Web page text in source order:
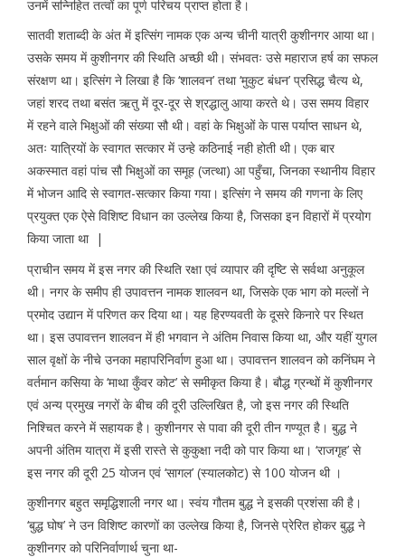
उनमें सन्निहित तत्वों का पूर्ण परिचय प्राप्त होता है।
सातवी शताब्दी के अंत में इत्सिंग नामक एक अन्य चीनी यात्री कुशीनगर आया था।
उसके समय में कुशीनगर की स्थिति अच्छी थी। संभवतः उसे महाराज हर्ष का सफल
संरक्षण था। इत्सिंग ने लिखा है कि ‘शालवन’ तथा ‘मुकुट बंधन’ प्रसिद्ध चैत्य थे,
जहां शरद तथा बसंत ऋतु में दूर-दूर से श्रद्धालु आया करते थे। उस समय विहार
में रहने वाले भिक्षुओं की संख्या सौ थी। वहां के भिक्षुओं के पास पर्याप्त साधन थे,
अतः यात्रियों के स्वागत सत्कार में उन्हे कठिनाई नही होती थी। एक बार
अकस्मात वहां पांच सौ भिक्षुओं का समूह (जत्था) आ पहुँचा, जिनका स्थानीय विहार
में भोजन आदि से स्वागत-सत्कार किया गया। इत्सिंग ने समय की गणना के लिए
प्रयुक्त एक ऐसे विशिष्ट विधान का उल्लेख किया है, जिसका इन विहारों में प्रयोग
किया जाता था |
प्राचीन समय में इस नगर की स्थिति रक्षा एवं व्यापार की दृष्टि से सर्वथा अनुकूल
थी। नगर के समीप ही उपावत्तन नामक शालवन था, जिसके एक भाग को मल्लों ने
प्रमोद उद्यान में परिणत कर दिया था। यह हिरण्यवती के दूसरे किनारे पर स्थित
था। इस उपावत्तन शालवन में ही भगवान ने अंतिम निवास किया था, और यहीं युगल
साल वृक्षों के नीचे उनका महापरिनिर्वाण हुआ था। उपावत्तन शालवन को कनिंघम ने
वर्तमान कसिया के ‘माथा कुँवर कोट’ से समीकृत किया है। बौद्ध ग्रन्थों में कुशीनगर
एवं अन्य प्रमुख नगरों के बीच की दूरी उल्लिखित है, जो इस नगर की स्थिति
निश्चित करने में सहायक है। कुशीनगर से पावा की दूरी तीन गण्यूत है। बुद्ध ने
अपनी अंतिम यात्रा में इसी रास्ते से कुकुक्षा नदी को पार किया था। ‘राजगृह’ से
इस नगर की दूरी 25 योजन एवं ‘सागल’ (स्यालकोट) से 100 योजन थी ।
कुशीनगर बहुत समृद्धिशाली नगर था। स्वंय गौतम बुद्ध ने इसकी प्रशंसा की है।
‘बुद्ध घोष’ ने उन विशिष्ट कारणों का उल्लेख किया है, जिनसे प्रेरित होकर बुद्ध ने
कुशीनगर को परिनिर्वाणार्थ चुना था-